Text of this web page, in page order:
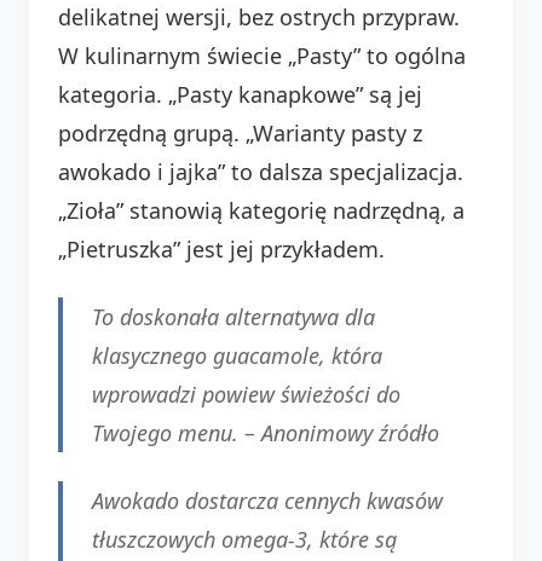
delikatnej wersji, bez ostrych przypraw.
W kulinarnym świecie „Pasty” to ogólna
kategoria. „Pasty kanapkowe” są jej
podrzędną grupą. „Warianty pasty z
awokado i jajka” to dalsza specjalizacja.
„Zioła” stanowią kategorię nadrzędną, a
„Pietruszka” jest jej przykładem.
To doskonała alternatywa dla
klasycznego guacamole, która
wprowadzi powiew świeżości do
Twojego menu. –Anonimowy źródło
Awokado dostarcza cennych kwasów
tłuszczowych omega-3, które są